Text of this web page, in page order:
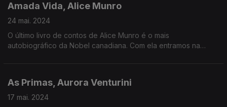
Amada Vida, Alice Munro
24 mai. 2024
O último livro de contos de Alice Munro é o mais
autobiográfico da Nobel canadiana. Com ela entramos na
As Primas, Aurora Venturini
17 mai. 2024